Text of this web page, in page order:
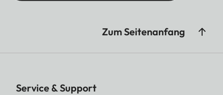
Zum Seitenanfang
Service & Support